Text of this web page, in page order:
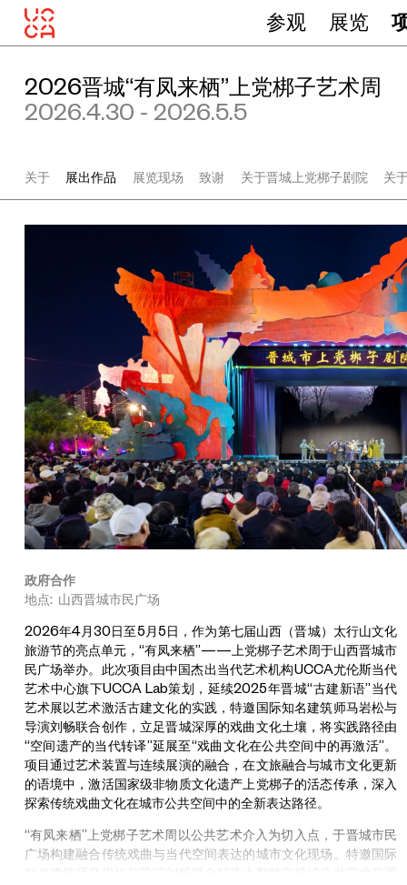
参观 展览
2026晋城“有凤来栖”上党梆子艺术周
2026.4.30 - 2026.5.5
关于 展出作品 展览现场 致谢 关于晋城上党梆子剧院 关
政府合作
地点: 山西晋城市民广场
2026年4月30日至5月5日，作为第七届山西（晋城）太行山文化
旅游节的亮点单元，“有凤来栖”——上党梆子艺术周于山西晋城市
民广场举办。此次项目由中国杰出当代艺术机构UCCA尤伦斯当代
艺术中心旗下UCCA Lab策划，延续2025年晋城“古建新语”当代
艺术展以艺术激活古建文化的实践，特邀国际知名建筑师马岩松与
导演刘畅联合创作，立足晋城深厚的戏曲文化土壤，将实践路径由
“空间遗产的当代转译”延展至“戏曲文化在公共空间中的再激活”。
项目通过艺术装置与连续展演的融合，在文旅融合与城市文化更新
的语境中，激活国家级非物质文化遗产上党梆子的活态传承，深入
探索传统戏曲文化在城市公共空间中的全新表达路径。
“有凤来栖”上党梆子艺术周以公共艺术介入为切入点，于晋城市民
广场构建融合传统戏曲与当代空间表达的城市文化现场。特邀国际
马
岩
松
×
刘
畅